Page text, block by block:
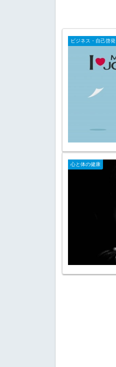
ビジネス・自己啓発
心と体の健康